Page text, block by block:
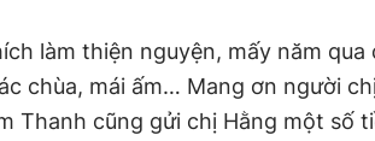
làm thiện nguyện, mấy năm
chùa, mái ấm… Mang ơn người
Thanh cũng gửi chị Hằng một số